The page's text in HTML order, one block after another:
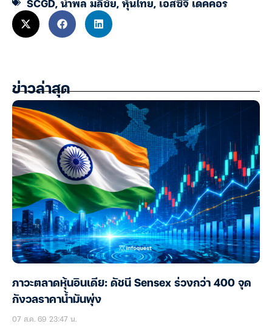
ข่าวล่าสุด
ภาวะตลาดหุ้นอินเดีย: ดัชนี Sensex ร่วงกว่า 400 จุด
กังวลราคาน้ำมันพุ่ง
07 ส.ค. 69 23:47 น.